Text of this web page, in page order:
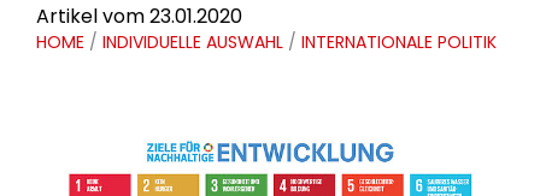
Artikel vom 23.01.2020
HOME / INDIVIDUELLE AUSWAHL / INTERNATIONALE POLITIK